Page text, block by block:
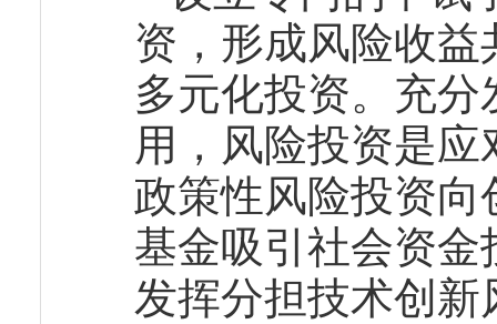
资，形成风险收
多元化投资。充
用，风险投资是
政策性风险投资
基金吸引社会资
发挥分担技术创